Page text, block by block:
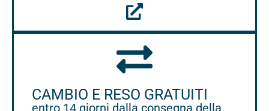
CAMBIO E RESO GRATUITI
entro 14 giorni dalla consegna della